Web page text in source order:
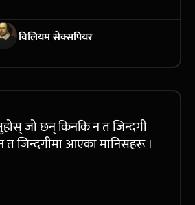
विलियम सेक्सपियर
जो छन् किनकि न त जिन्दगी
जिन्दगीमा आएका मानिसहरू ।